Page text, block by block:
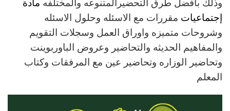
وذلك بافضل طرق التحضيرالمتنوعه والمختلفه مادة
إجتماعيات مقررات مع الاسئله وحلول الاسئله
وشروحات متميزه واوراق العمل وسجلات التقويم
والمفاهيم الحديثه والتحاضير وعروض الباوربوينت
وتحاضير الوزاره وتحاضير عين مع المرفقات وكتاب
المعلم